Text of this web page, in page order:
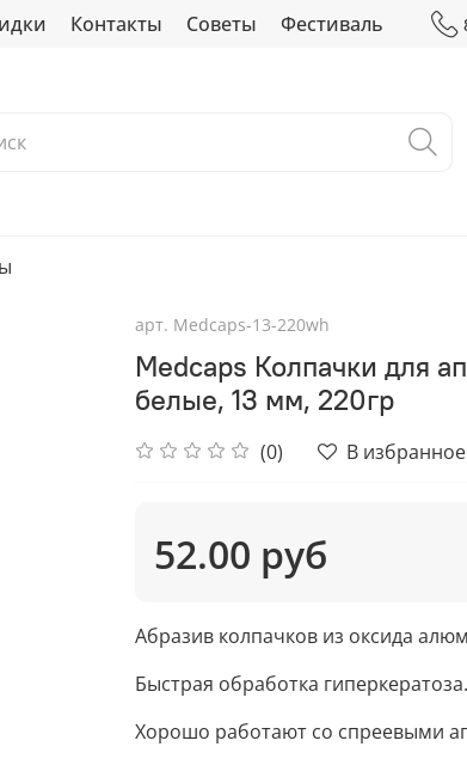
Контакты Советы Фестиваль
арт. Medcaps-13-220wh
Medcaps Колпачки для
белые, 13 мм, 220гр
(0) В избранное
52.00 руб
Абразив колпачков из оксида
Быстрая обработка гиперкератоза.
Хорошо работают со спреевыми